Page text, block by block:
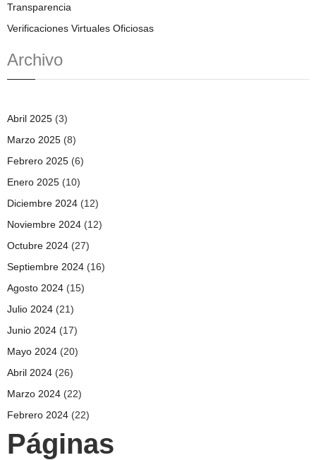
Transparencia
Verificaciones Virtuales Oficiosas
Archivo
Abril 2025 (3)
Marzo 2025 (8)
Febrero 2025 (6)
Enero 2025 (10)
Diciembre 2024 (12)
Noviembre 2024 (12)
Octubre 2024 (27)
Septiembre 2024 (16)
Agosto 2024 (15)
Julio 2024 (21)
Junio 2024 (17)
Mayo 2024 (20)
Abril 2024 (26)
Marzo 2024 (22)
Febrero 2024 (22)
Páginas